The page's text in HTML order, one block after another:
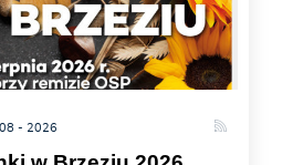
- 2026